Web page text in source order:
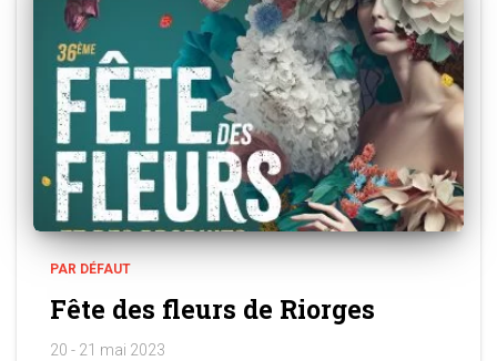
PAR DÉFAUT
Fête des fleurs de Riorges
20 - 21 mai 2023